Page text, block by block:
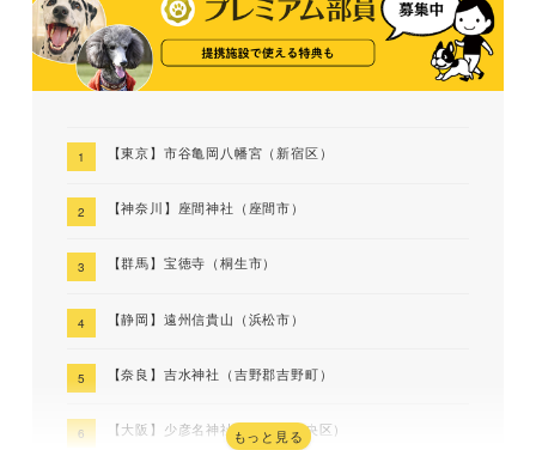
【東京】市谷亀岡八幡宮（新宿区）
【神奈川】座間神社（座間市）
【群馬】宝徳寺（桐生市）
【静岡】遠州信貴山（浜松市）
【奈良】吉水神社（吉野郡吉野町）
【大阪】少彦名神社（大阪市中央区）
もっと見る